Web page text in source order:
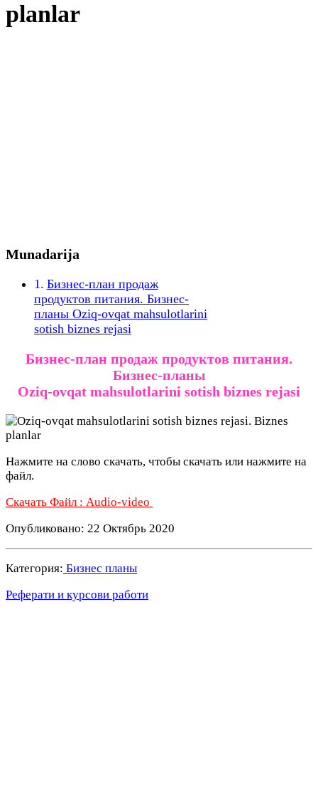
planlar
Munadarija
Бизнес-план продаж
продуктов питания. Бизнес-
планы Oziq-ovqat mahsulotlarini
sotish biznes rejasi
Бизнес-план продаж продуктов питания.
Бизнес-планы
Oziq-ovqat mahsulotlarini sotish biznes rejasi
Нажмите на слово скачать, чтобы скачать или нажмите на
файл.
Скачать Файл : Audio-video
Опубликовано: 22 Октябрь 2020
Категория: Бизнес планы
Реферати и курсови работи